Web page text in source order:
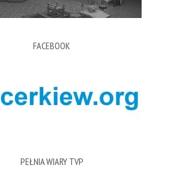
FACEBOOK
PEŁNIA WIARY TVP